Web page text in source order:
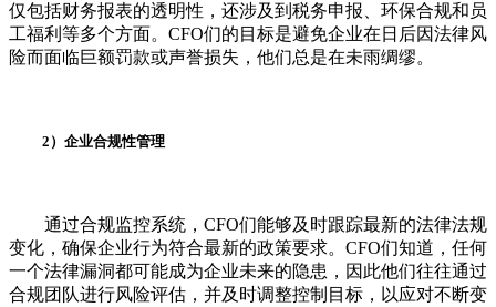
仅包括财务报表的透明性，还涉及到税务申报、环保合规和员
工福利等多个方面。CFO们的目标是避免企业在日后因法律风
险而面临巨额罚款或声誉损失，他们总是在未雨绸缪。
2）企业合规性管理
通过合规监控系统，CFO们能够及时跟踪最新的法律法规
变化，确保企业行为符合最新的政策要求。CFO们知道，任何
一个法律漏洞都可能成为企业未来的隐患，因此他们往往通过
合规团队进行风险评估，并及时调整控制目标，以应对不断变